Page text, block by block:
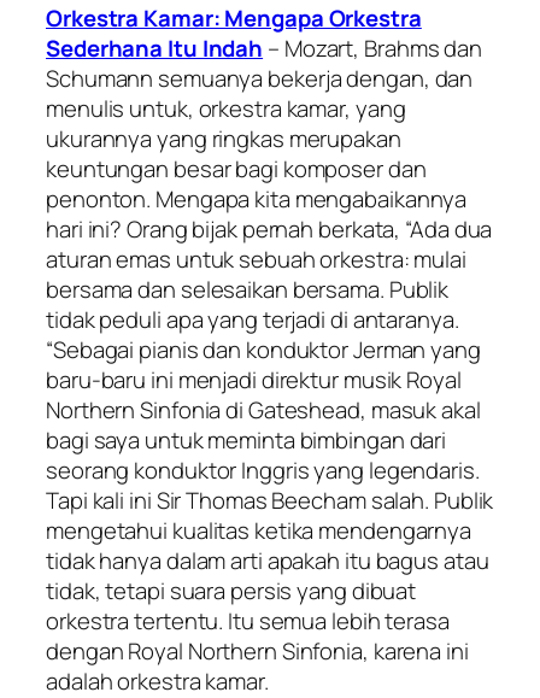
Orkestra Kamar: Mengapa Orkestra
Sederhana Itu Indah – Mozart, Brahms dan
Schumann semuanya bekerja dengan, dan
menulis untuk, orkestra kamar, yang
ukurannya yang ringkas merupakan
keuntungan besar bagi komposer dan
penonton. Mengapa kita mengabaikannya
hari ini? Orang bijak pernah berkata, “Ada dua
aturan emas untuk sebuah orkestra: mulai
bersama dan selesaikan bersama. Publik
tidak peduli apa yang terjadi di antaranya.
“Sebagai pianis dan konduktor Jerman yang
baru-baru ini menjadi direktur musik Royal
Northern Sinfonia di Gateshead, masuk akal
bagi saya untuk meminta bimbingan dari
seorang konduktor Inggris yang legendaris.
Tapi kali ini Sir Thomas Beecham salah. Publik
mengetahui kualitas ketika mendengarnya
tidak hanya dalam arti apakah itu bagus atau
tidak, tetapi suara persis yang dibuat
orkestra tertentu. Itu semua lebih terasa
dengan Royal Northern Sinfonia, karena ini
adalah orkestra kamar.